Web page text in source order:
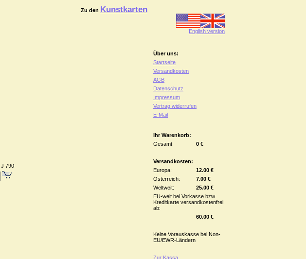
Zu den Kunstkarten
English version
J 790
Über uns:
Startseite
Versandkosten
AGB
Datenschutz
Impressum
Vertrag widerrufen
E-Mail
Ihr Warenkorb:
Gesamt:
0 €
Versandkosten:
Europa:
12.00 €
Österreich:
7.00 €
Weltweit:
25.00 €
EU-weit bei Vorkasse bzw.
Kreditkarte versandkostenfrei
ab:
60.00 €
Keine Vorauskasse bei Non-
EU/EWR-Ländern
Zur Kassa